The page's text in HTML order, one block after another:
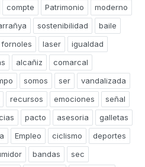
compte Patrimonio
moderno
sostenibilidad
baile
fornoles laser
igualdad
alcañiz
comarcal
somos ser
vandalizada
recursos emociones
señal
pacto asesoria
galletas
Empleo ciclismo
deportes
bandas
sec